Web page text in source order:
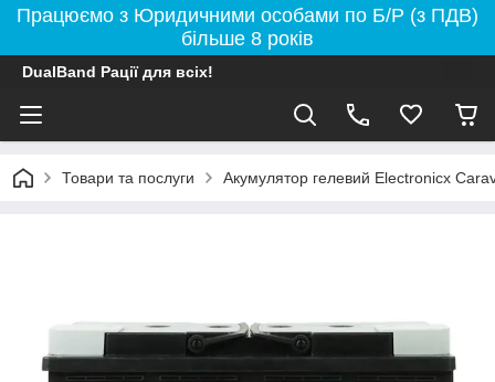
Працюємо з Юридичними особами по Б/Р (з ПДВ)
більше 8 років
DualBand Рації для всіх!
Товари та послуги Акумулятор гелевий Electronicx